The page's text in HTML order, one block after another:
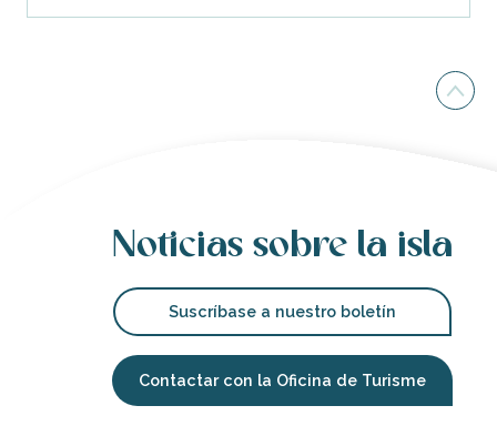
Noticias sobre la isla
Suscríbase a nuestro boletín
Contactar con la Oficina de Turisme